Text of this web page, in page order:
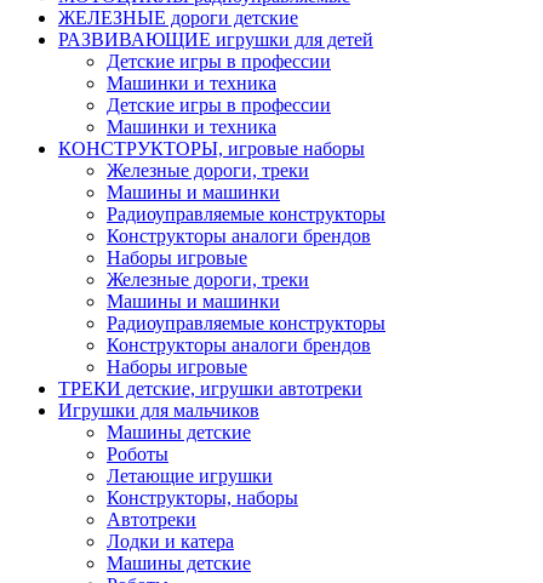
ЖЕЛЕЗНЫЕ дороги детские
РАЗВИВАЮЩИЕ игрушки для детей
Детские игры в профессии
Машинки и техника
Детские игры в профессии
Машинки и техника
КОНСТРУКТОРЫ, игровые наборы
Железные дороги, треки
Машины и машинки
Радиоуправляемые конструкторы
Конструкторы аналоги брендов
Наборы игровые
Железные дороги, треки
Машины и машинки
Радиоуправляемые конструкторы
Конструкторы аналоги брендов
Наборы игровые
ТРЕКИ детские, игрушки автотреки
Игрушки для мальчиков
Машины детские
Роботы
Летающие игрушки
Конструкторы, наборы
Автотреки
Лодки и катера
Машины детские